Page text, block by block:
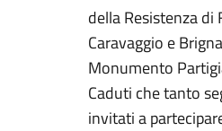
della Resistenza di
Caravaggio e
Monumento
Caduti che tanto
invitati a